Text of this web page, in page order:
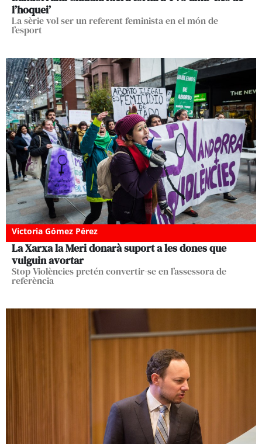
l’hoquei’
La sèrie vol ser un referent feminista en el món de
l’esport
Victoria Gómez Pérez
La Xarxa la Meri donarà suport a les dones que
vulguin avortar
Stop Violències pretén convertir-se en l’assessora de
referència